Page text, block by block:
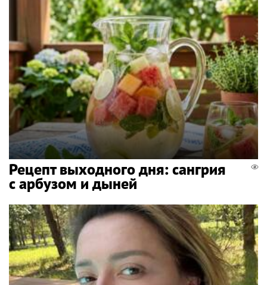
Рецепт выходного дня: сангрия
с арбузом и дыней